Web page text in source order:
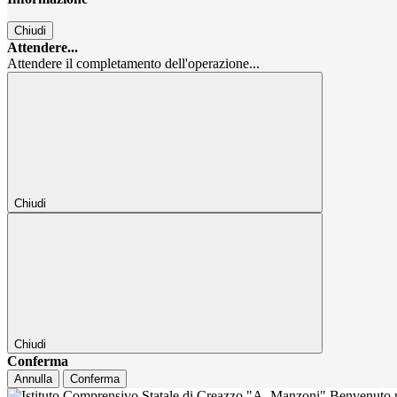
Chiudi
Attendere...
Attendere il completamento dell'operazione...
Chiudi
Chiudi
Conferma
Annulla Conferma